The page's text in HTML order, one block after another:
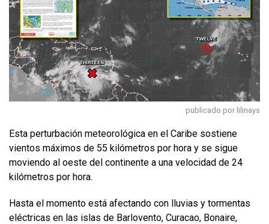
publicado por lilinays
Esta perturbación meteorológica en el Caribe sostiene
vientos máximos de 55 kilómetros por hora y se sigue
moviendo al oeste del continente a una velocidad de 24
kilómetros por hora.
Hasta el momento está afectando con lluvias y tormentas
eléctricas en las islas de Barlovento, Curacao, Bonaire,